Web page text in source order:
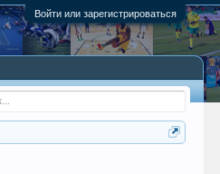
Войти или зарегистрироваться